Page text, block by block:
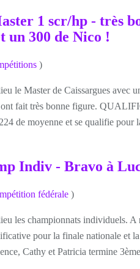
1 scr/hp - très
un 300 de Nico !
)
le Master de Caissargues avec
fait très bonne figure.
de moyenne et se qualifie pour
Indiv - Bravo à
fédérale )
les championnats individuels. A
pour la finale nationale et
Cathy et Patricia termine